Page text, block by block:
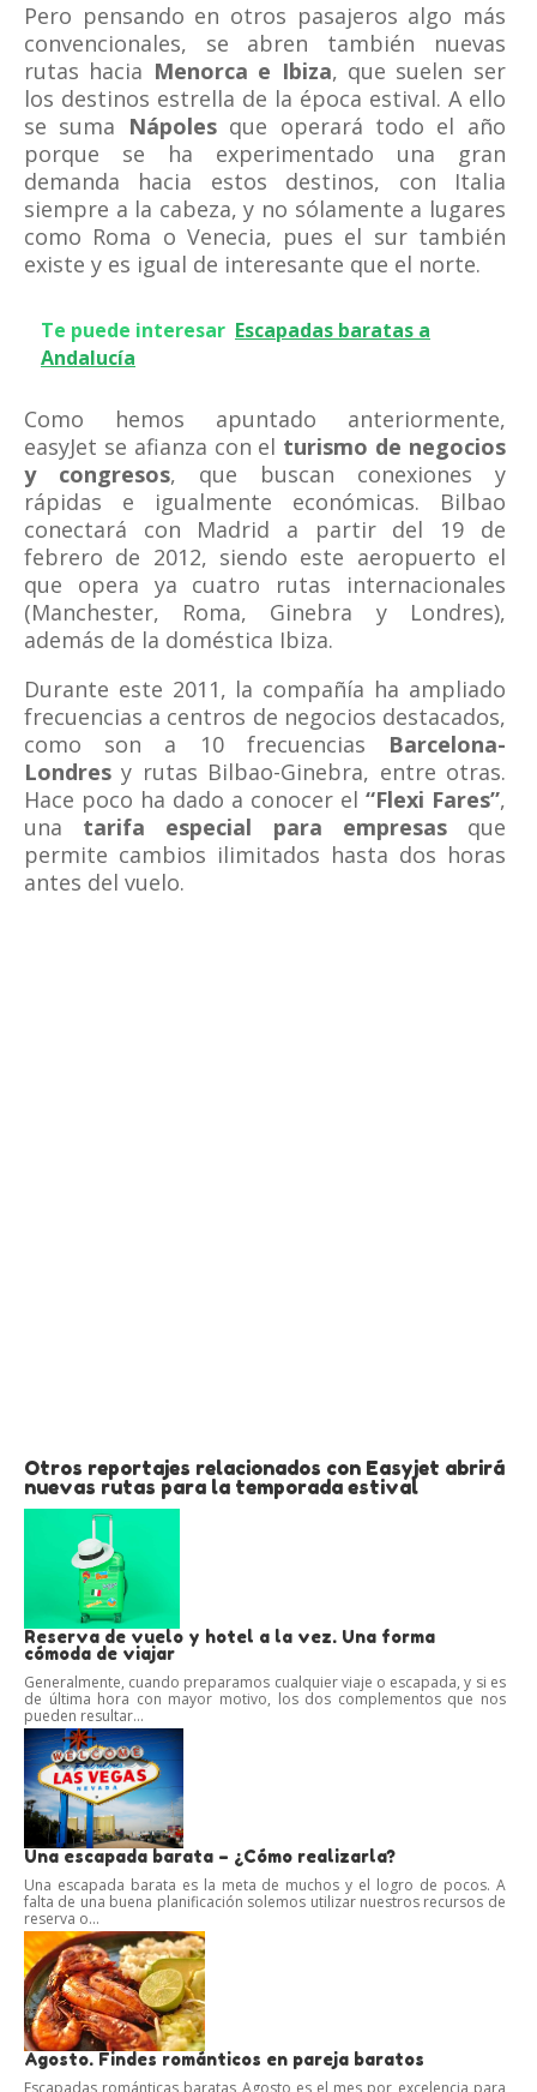
Pero pensando en otros pasajeros algo más
convencionales, se abren también nuevas
rutas hacia Menorca e Ibiza, que suelen ser
los destinos estrella de la época estival. A ello
se suma Nápolesque operará todo el año
porque se ha experimentado una gran
demanda hacia estos destinos, con Italia
siempre a la cabeza, y no sólamente a lugares
como Roma o Venecia, pues el sur también
existe y es igual de interesante que el norte.
Te puede interesar Escapadas baratas a
Andalucía
Como hemos apuntado anteriormente,
easyJet se afianza con el turismo de negocios
y congresos, que buscan conexiones y
rápidas e igualmente económicas. Bilbao
conectará con Madrid a partir del 19 de
febrero de 2012, siendo este aeropuerto el
que opera ya cuatro rutas internacionales
(Manchester, Roma, Ginebra y Londres),
además de la doméstica Ibiza.
Durante este 2011, la compañía ha ampliado
frecuencias a centros de negocios destacados,
como son a 10 frecuencias Barcelona-
Londres y rutas Bilbao-Ginebra, entre otras.
Hace poco ha dado a conocer el “Flexi Fares”,
una tarifa especial para empresasque
permite cambios ilimitados hasta dos horas
antes del vuelo.
Otros reportajes relacionados con Easyjet abrirá
nuevas rutas para la temporada estival
Reserva de vuelo y hotel a la vez. Una forma
cómoda de viajar
Generalmente, cuando preparamos cualquier viaje o escapada, y si es
de última hora con mayor motivo, los dos complementos que nos
pueden resultar...
Una escapada barata – ¿Cómo realizarla?
Una escapada barata es la meta de muchos y el logro de pocos. A
falta de una buena planificación solemos utilizar nuestros recursos de
reserva o...
Agosto. Findes románticos en pareja baratos
Escapadas románticas baratas Agosto es el mes por excelencia para